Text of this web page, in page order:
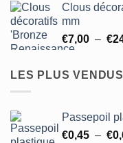
Clous
mm
€7,00 – €
LES PLUS VENDUS
Passepoil
€0,45 – €